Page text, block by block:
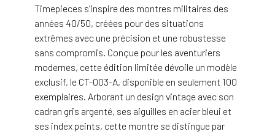
Timepieces s’inspire des montres militaires des
années 40/50, créées pour des situations
extrêmes avec une précision et une robustesse
sans compromis. Conçue pour les aventuriers
modernes, cette édition limitée dévoile un modèle
exclusif, le CT-003-A, disponible en seulement 100
exemplaires. Arborant un design vintage avec son
cadran gris argenté, ses aiguilles en acier bleui et
ses index peints, cette montre se distingue par